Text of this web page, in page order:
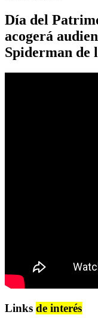
Día del
acogerá
Spiderman de
Links de interés